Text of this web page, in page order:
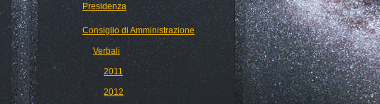
Presidenza
Consiglio di Amministrazione
Verbali
2011
2012